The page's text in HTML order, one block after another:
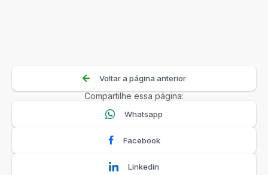
Voltar a página anterior
Compartilhe essa página:
Whatsapp
Facebook
Linkedin